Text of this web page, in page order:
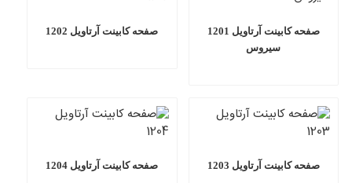
صفحه کابینت آرتاویل 1201
سیروس
صفحه کابینت آرتاویل 1202
صفحه کابینت آرتاویل 1203 صفحه کابینت آرتاویل 1204